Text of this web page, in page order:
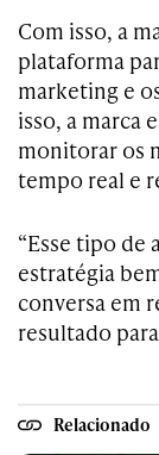
Com isso, a
plataforma
marketing e
isso, a marca
monitorar os
tempo real e
“Esse tipo de
estratégia
conversa em
resultado
Relacionado